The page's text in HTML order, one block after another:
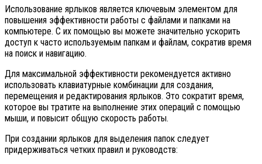
Использование ярлыков является ключевым элементом для
повышения эффективности работы с файлами и папками на
компьютере. С их помощью вы можете значительно ускорить
доступ к часто используемым папкам и файлам, сократив время
на поиск и навигацию.
Для максимальной эффективности рекомендуется активно
использовать клавиатурные комбинации для создания,
перемещения и редактирования ярлыков. Это сократит время,
которое вы тратите на выполнение этих операций с помощью
мыши, и повысит общую скорость работы.
При создании ярлыков для выделения папок следует
придерживаться четких правил и руководств: